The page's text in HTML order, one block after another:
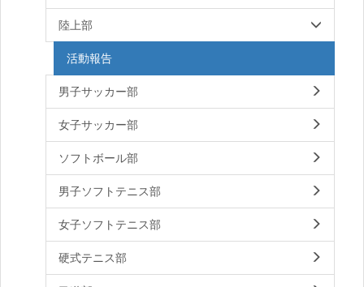
陸上部
活動報告
男子サッカー部
女子サッカー部
ソフトボール部
男子ソフトテニス部
女子ソフトテニス部
硬式テニス部